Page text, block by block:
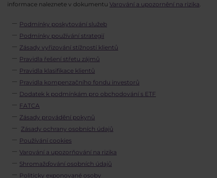
informace naleznete v dokumentu Varování a upozornění na rizika.
Podmínky poskytování služeb
Podmínky používání strategií
Zásady vyřizování stížností klientů
Pravidla řešení střetu zájmů
Pravidla klasifikace klientů
Pravidla kompenzačního fondu investorů
Dodatek k podmínkám pro obchodování s ETF
FATCA
Zásady provádění pokynů
Zásady ochrany osobních údajů
Používání cookies
Varování a upozorňování na rizika
Shromažďování osobních údajů
Politicky exponované osoby